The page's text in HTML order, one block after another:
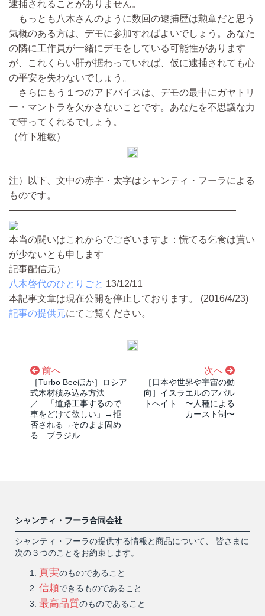
逮捕されることがありません。
もっとも八木さんのように数回の逮捕歴は勲章だと思う
気概のある方は、デモに参加すればよいでしょう。あなた
の隣に工作員が一緒にデモをしている可能性があります
が、これくらい肝が据わっていれば、仮に逮捕されても心
の平安を失わないでしょう。
さらにもう１つのアドバイスは、デモの最中にガヤトリ
ー・マントラを欠かさないことです。あなたを不思議な力
で守ってくれるでしょう。
（竹下雅敏）
注）以下、文中の赤字・太字はシャンティ・フーラによる
ものです。
————————————————————————
本当の闘いはこれからでございますよ：慌てる乞食は貰い
が少ないとも申します
記事配信元）
八木啓代のひとりごと 13/12/11
本記事文章は現在公開を停止しております。 (2016/4/23)
記事の提供元にてご覧ください。
前へ
［Turbo Beeほか］ロシア
式木材積み込み方法
／ 「道路工事するので
車をどけて欲しい」→拒
否される→そのまま固め
る ブラジル
次へ
［日本や世界や宇宙の動
向］イスラエルのアパル
トヘイト 〜人種による
カースト制〜
シャンティ・フーラ合同会社
シャンティ・フーラの提供する情報と商品について、 皆さまに
次の３つのことをお約束します。
真実のものであること
信頼できるものであること
最高品質のものであること